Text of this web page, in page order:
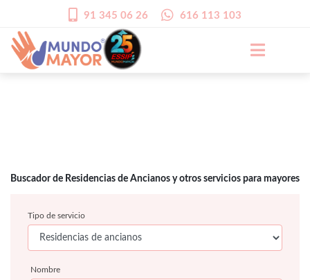
91 345 06 26 616 113 103
Buscador de Residencias de Ancianos y otros servicios para mayores
Tipo de servicio
Nombre